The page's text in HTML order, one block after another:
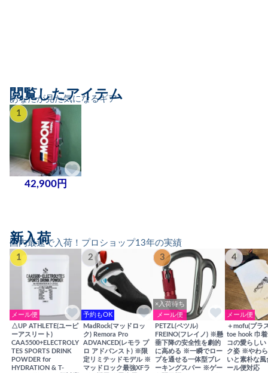
あなたが見た気になるギア
閲覧したアイテム
1
42,900円
国内最速で入荷！プロショップ13年の実績
新入荷
1
メール便
△UP ATHLETE(ユーピ
ーアスリート)
CAA5500+ELECTROLY
TES SPORTS DRINK
POWDER for
HYDRATION & T-
2
予約もOK
MadRock(マッドロッ
ク) Remora Pro
ADVANCED(レモラ プ
ロ アドバンスト) ※限
定リミテッドモデル ※
マッドロック最強XFラ
3
×入荷待ち
メール便
PETZL(ペツル)
FREINO(フレイノ) ※懸
垂下降の安全性を劇的
に高める ※一瞬でロー
プを通せる一体型ブレ
ーキングスパー ※ゲー
4
メール便
＋mofu(プラ
toe hook 巾
コの愛らしい
ク姿 ※やわ
いと素朴な
ール便対応